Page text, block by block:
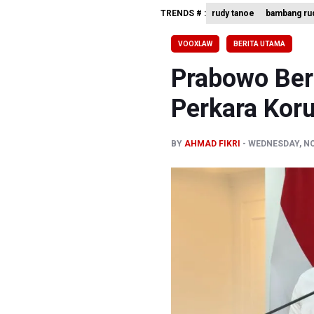
BRIN
Kuasa
TRENDS # : rudy tanoe bambang
VOOXLAW BERITA UTAMA
Prabowo
Perkara
BY AHMAD FIKRI WEDNESDAY,